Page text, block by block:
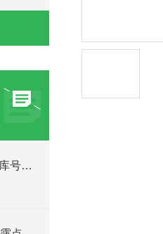
露点仪 型号:GL20-HT-6292库号：M405036的简单介绍